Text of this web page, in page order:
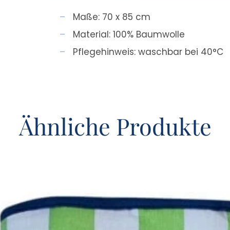
Maße: 70 x 85 cm
Material: 100% Baumwolle
Pflegehinweis: waschbar bei 40°C
Ähnliche Produkte